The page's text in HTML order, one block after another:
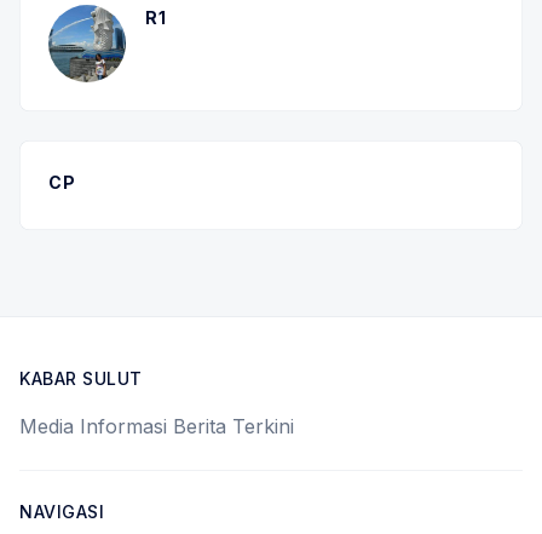
R1
CP
KABAR SULUT
Media Informasi Berita Terkini
NAVIGASI